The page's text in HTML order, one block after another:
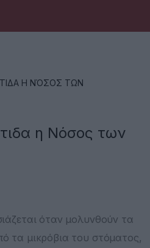
Η ΝΌΣΟΣ ΤΩΝ
η Νόσος των
όταν μολυνθούν τα
τα μικρόβια του στόματος,